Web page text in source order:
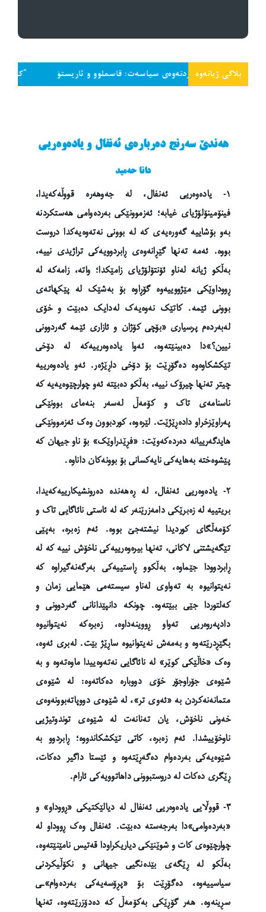
بلاگی ژیانەوە
کردنەوەی سیاسەت: قاسملوو و ئاریستۆ “کەمێک سەر داخە
هەندێ سەرنج دەربارەی ئەنفال و یادەوەریی
دانا حەمید
١- یادەوەریی ئەنفال، لە جەوهەرە قووڵەکەیدا،
فینۆمینۆلۆژیای غیابە؛ ئەزموونێکی بەردەوامی هەستکردنە
بەو بۆشاییە گەورەیەی کە لە بوونی نەتەوەیەکدا دروست
بووە. ئەمە تەنها گێڕانەوەی ڕابردوویەکی تراژیدی نییە،
بەڵکو ژیانە لەناو ئۆنتۆلۆژیای زامێکدا؛ واتە، زامەکە لە
ڕووداوێکی مێژووییەوە گۆڕاوە بۆ بەشێک لە پێکهاتەی
بوونی ئێمە. کاتێک نەوەیەک لەدایک دەبێت و خۆی
لەبەردەم پرسیاری «بۆچی کۆژان و ئازاری ئێمە گەردوونی
نیین؟»دا دەبینێتەوە، ئەوا یادەوەرییەکە لە دۆخی
تێکشکاوەوە دەگۆڕێت بۆ دۆخی داڕێژەر. ئەو یادەوەرییە
چیتر تەنها چیرۆک نییە، بەڵکو دەبێتە ئەو چوارچێوەیەیە کە
ناسنامەی تاک و کۆمەڵ لەسەر بنەمای بوونێکی
پەراوێزخراو دادەڕێژێت. لێرەوە، کوردبوون وەک ئەزموونێکی
هایدگەرییانە دەردەکەوێت: «فڕێدراوێک» بۆ ناو جیهان کە
پێشوەختە بەهایەکی نایەکسانی بۆ بوونەکان داناوە.
٢- یادەوەریی ئەنفال، لە ڕەهەندە دەرونشیکارییەکەیدا،
بریتییە لە زەبرێکی دامەزرێنەر کە لە ئاستی نائاگایی تاک و
کۆمەڵگای کوردیدا نیشتەجێ بووە. ئەم زەبرە، بەپێی
تێگەیشتنی لاکانی، تەنها بیرەوەرییەکی ناخۆش نییە کە لە
ڕابردوودا جێماوە، بەڵکوو ڕاستییەکی بەرگەنەگیراوە کە
نەیتوانیوە بە تەواوی لەناو سیستەمی هێمایی زمان و
کەلتوردا جێی ببێتەوە. چونکە دانپێدانانی گەردوونی و
دادپەروەریی تەواو ڕووینەداوە، زەبرەکە نەیتوانیوە
بگێڕدرێتەوە و بەمەش نەیتوانیوە ساڕێژ بێت. لەبری ئەوە،
وەک «خاڵێکی کوێر» لە نائاگایی نەتەوەییدا ماوەتەوە و بە
شێوەی جۆراوجۆر خۆی دووبارە دەکاتەوە: لە شێوەی
متمانەنەکردن بە «ئەوی تر»، لە شێوەی دووپاتەبوونەوەی
خەونی ناخۆش، یان تەنانەت لە شێوەی توندوتیژیی
ناوخۆییشدا. ئەم زەبرە، کاتی تێکشکاندووە؛ ڕابردوو بە
شێوەیەکی بەردەوام دەگەڕێتەوە و ئێستا داگیر دەکات،
ڕێگری دەکات لە دروستبوونی داهاتوویەکی ئارام.
٣- قووڵایی یادەوەریی ئەنفال لە دیالێکتیکی «ڕووداو» و
«بەردەوامی»دا بەرجەستە دەبێت. ئەنفال وەک ڕووداو لە
چوارچێوەی کات و شوێنێکی دیاریکراودا قەتیس نامێنێتەوە،
بەڵکو لە ڕێگەی بێدەنگیی جیهانی و نکۆڵیکردنی
سیاسییەوە، دەگۆڕێت بۆ «پڕۆسەیەکی بەردەوام»ـی
سڕینەوە. هەر گۆڕێکی بەکۆمەڵ کە دەدۆزرێتەوە، تەنها